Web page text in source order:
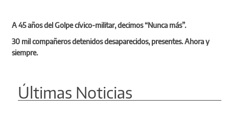
A 45 años del Golpe cívico-militar, decimos “Nunca más”.
30 mil compañeros detenidos desaparecidos, presentes. Ahora y
siempre.
Últimas Noticias